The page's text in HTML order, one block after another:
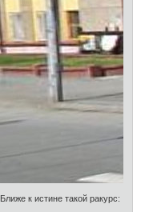
Ближе к истине такой ракурс: